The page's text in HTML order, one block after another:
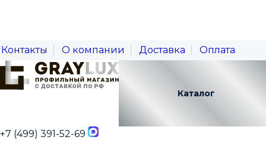
Контакты О компании Доставка Оплата
Каталог
+7 (499) 391-52-69